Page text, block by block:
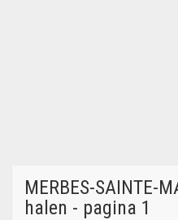
MERBES-SAINTE-
halen - pagina 1